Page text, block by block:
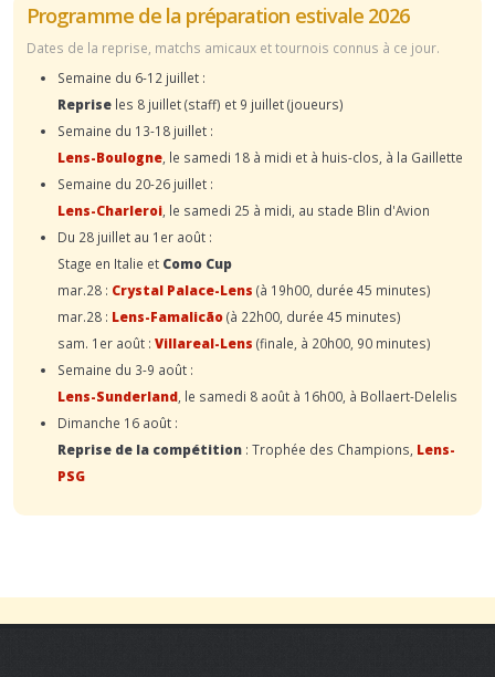
Programme de la préparation estivale 2026
Dates de la reprise, matchs amicaux et tournois connus à ce jour.
Semaine du 6-12 juillet :
Reprise les 8 juillet (staff) et 9 juillet (joueurs)
Semaine du 13-18 juillet :
Lens-Boulogne , le samedi 18 à midi et à huis-clos, à la Gaillette
Semaine du 20-26 juillet :
Lens-Charleroi , le samedi 25 à midi, au stade Blin d'Avion
Du 28 juillet au 1er août :
Stage en Italie et Como Cup
mar.28 : Crystal Palace-Lens (à 19h00, durée 45 minutes)
mar.28 : Lens-Famalicão(à 22h00, durée 45 minutes)
sam. 1er août : Villareal-Lens (finale, à 20h00, 90 minutes)
Semaine du 3-9 août :
Lens-Sunderland , le samedi 8 août à 16h00, à Bollaert-Delelis
Dimanche 16 août :
Reprise de la compétition : Trophée des Champions, Lens-
PSG